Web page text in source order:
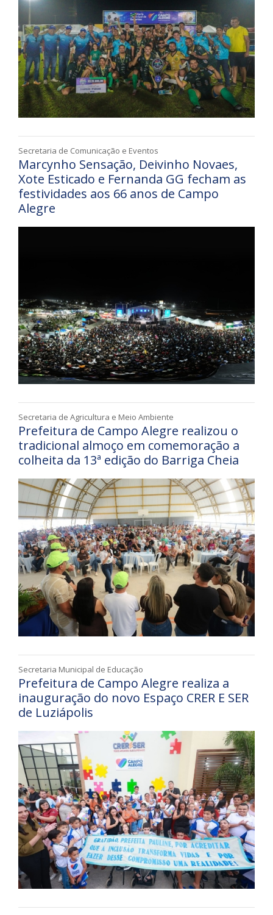
Secretaria de Comunicação e Eventos
Marcynho Sensação, Deivinho Novaes,
Xote Esticado e Fernanda GG fecham as
festividades aos 66 anos de Campo
Alegre
Secretaria de Agricultura e Meio Ambiente
Prefeitura de Campo Alegre realizou o
tradicional almoço em comemoração a
colheita da 13ª edição do Barriga Cheia
Secretaria Municipal de Educação
Prefeitura de Campo Alegre realiza a
inauguração do novo Espaço CRER E SER
de Luziápolis